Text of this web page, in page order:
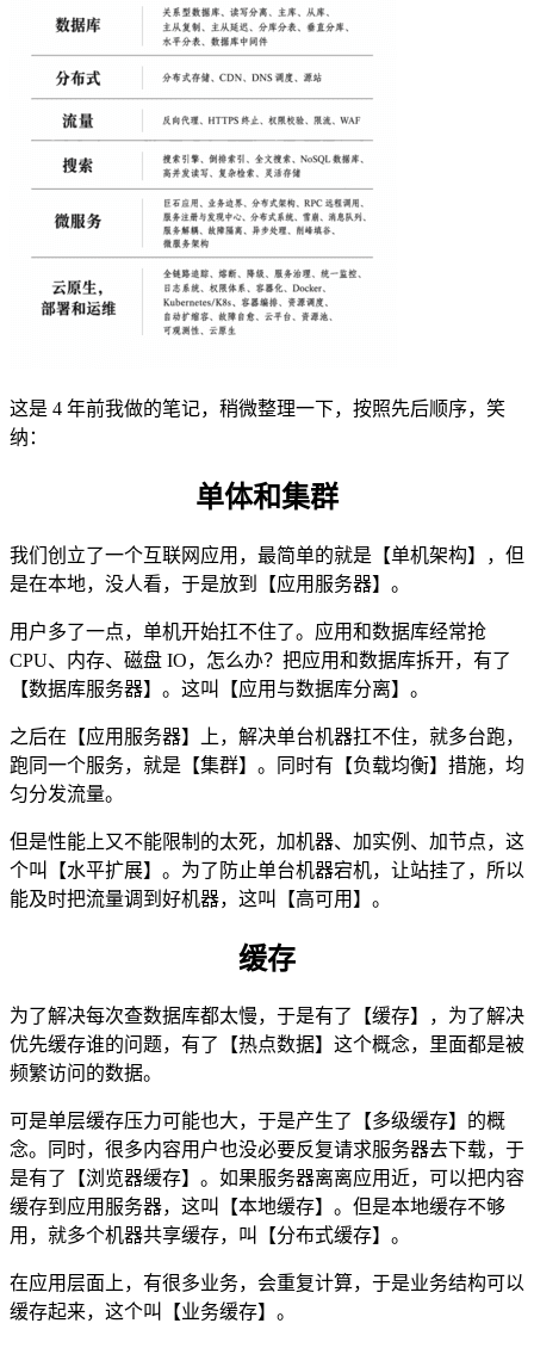
这是 4 年前我做的笔记，稍微整理一下，按照先后顺序，笑
纳：
单体和集群
我们创立了一个互联网应用，最简单的就是【单机架构】，但
是在本地，没人看，于是放到【应用服务器】。
用户多了一点，单机开始扛不住了。应用和数据库经常抢
CPU、内存、磁盘 IO，怎么办？把应用和数据库拆开，有了
【数据库服务器】。这叫【应用与数据库分离】。
之后在【应用服务器】上，解决单台机器扛不住，就多台跑，
跑同一个服务，就是【集群】。同时有【负载均衡】措施，均
匀分发流量。
但是性能上又不能限制的太死，加机器、加实例、加节点，这
个叫【水平扩展】。为了防止单台机器宕机，让站挂了，所以
能及时把流量调到好机器，这叫【高可用】。
缓存
为了解决每次查数据库都太慢，于是有了【缓存】，为了解决
优先缓存谁的问题，有了【热点数据】这个概念，里面都是被
频繁访问的数据。
可是单层缓存压力可能也大，于是产生了【多级缓存】的概
念。同时，很多内容用户也没必要反复请求服务器去下载，于
是有了【浏览器缓存】。如果服务器离离应用近，可以把内容
缓存到应用服务器，这叫【本地缓存】。但是本地缓存不够
用，就多个机器共享缓存，叫【分布式缓存】。
在应用层面上，有很多业务，会重复计算，于是业务结构可以
缓存起来，这个叫【业务缓存】。